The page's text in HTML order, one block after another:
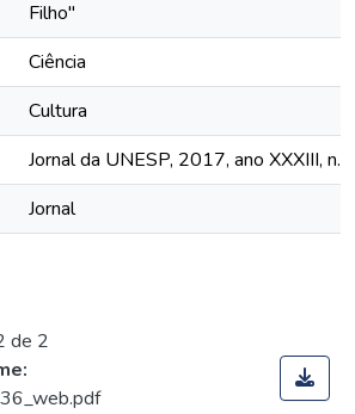
Filho"
Ciência
Cultura
Jornal da UNESP, 2017, ano XXXIII, n.
Jornal
de 2